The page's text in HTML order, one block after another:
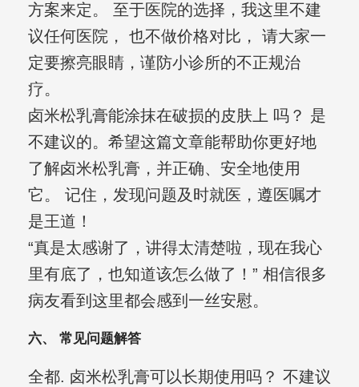
方案来定。 至于医院的选择，我这里不建
议任何医院， 也不做价格对比， 请大家一
定要擦亮眼睛，谨防小诊所的不正规治
疗。
卤米松乳膏能涂抹在破损的皮肤上 吗？ 是
不建议的。希望这篇文章能帮助你更好地
了解卤米松乳膏，并正确、安全地使用
它。 记住，发现问题及时就医，遵医嘱才
是王道！
“真是太感谢了，讲得太清楚啦，现在我心
里有底了，也知道该怎么做了！” 相信很多
病友看到这里都会感到一丝安慰。
六、 常见问题解答
全都. 卤米松乳膏可以长期使用吗？ 不建议